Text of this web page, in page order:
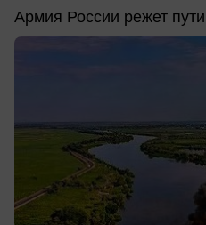
Армия России режет